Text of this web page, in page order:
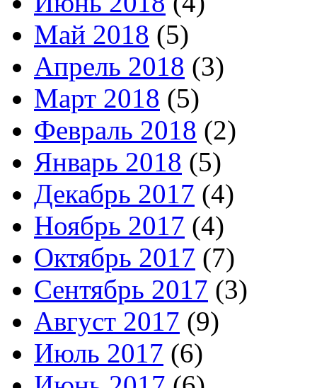
Май 2018 (5)
Апрель 2018 (3)
Март 2018 (5)
Февраль 2018 (2)
Январь 2018 (5)
Декабрь 2017 (4)
Ноябрь 2017 (4)
Октябрь 2017 (7)
Сентябрь 2017 (3)
Август 2017 (9)
Июль 2017 (6)